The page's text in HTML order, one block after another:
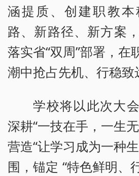
涵提质、创建职教
路、新路径、新方案
落实省“双周”部署，在
潮中抢占先机、行稳致
学校将以此次大
深耕“一技在手，一生无
营造“让学习成为一种
围，锚定 “特色鲜明、